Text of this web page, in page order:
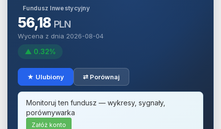
Fundusz Inwestycyjny
56,18 PLN
Wycena z dnia 2026-08-04
▲ 0.32%
★ Ulubiony ⇄ Porównaj
Monitoruj ten fundusz — wykresy, sygnały,
porównywarka
Załóż konto